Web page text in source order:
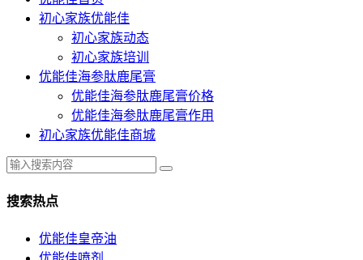
初心家族优能佳
初心家族动态
初心家族培训
优能佳海参肽鹿尾膏
优能佳海参肽鹿尾膏价格
优能佳海参肽鹿尾膏作用
初心家族优能佳商城
搜索热点
优能佳皇帝油